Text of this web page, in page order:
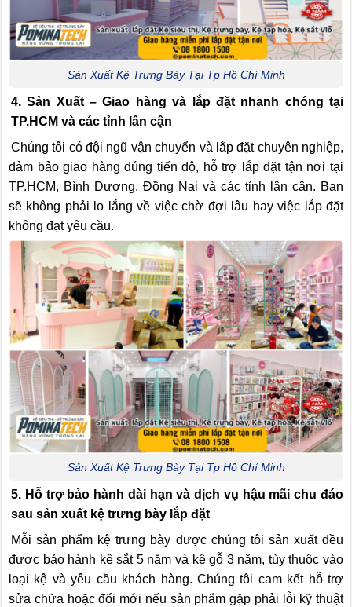
Sản Xuất Kệ Trưng Bày Tại Tp Hồ Chí Minh
4. Sản Xuất – Giao hàng và lắp đặt nhanh chóng tại
TP.HCM và các tỉnh lân cận
Chúng tôi có đội ngũ vận chuyển và lắp đặt chuyên nghiệp,
đảm bảo giao hàng đúng tiến độ, hỗ trợ lắp đặt tận nơi tại
TP.HCM, Bình Dương, Đồng Nai và các tỉnh lân cận. Bạn
sẽ không phải lo lắng về việc chờ đợi lâu hay việc lắp đặt
không đạt yêu cầu.
Sản Xuất Kệ Trưng Bày Tại Tp Hồ Chí Minh
5. Hỗ trợ bảo hành dài hạn và dịch vụ hậu mãi chu đáo
sau sản xuất kệ trưng bày lắp đặt
Mỗi sản phẩm kệ trưng bày được chúng tôi sản xuất đều
được bảo hành kệ sắt 5 năm và kệ gỗ 3 năm, tùy thuộc vào
loại kệ và yêu cầu khách hàng. Chúng tôi cam kết hỗ trợ
sửa chữa hoặc đổi mới nếu sản phẩm gặp phải lỗi kỹ thuật